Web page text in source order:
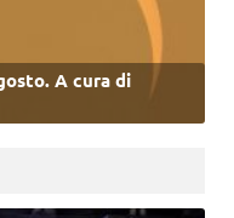
A cura di